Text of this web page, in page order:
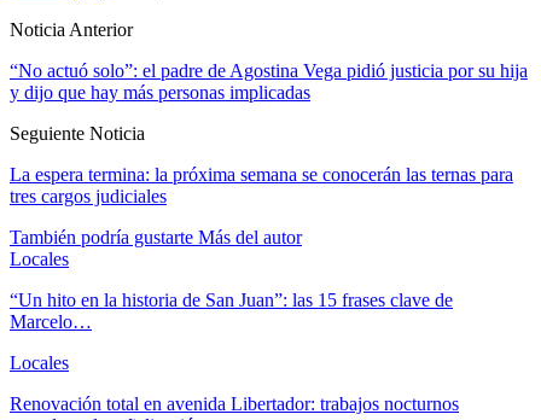
Noticia Anterior
“No actuó solo”: el padre de Agostina Vega pidió justicia por su hija
y dijo que hay más personas implicadas
Seguiente Noticia
La espera termina: la próxima semana se conocerán las ternas para
tres cargos judiciales
También podría gustarte Más del autor
Locales
“Un hito en la historia de San Juan”: las 15 frases clave de
Marcelo…
Locales
Renovación total en avenida Libertador: trabajos nocturnos